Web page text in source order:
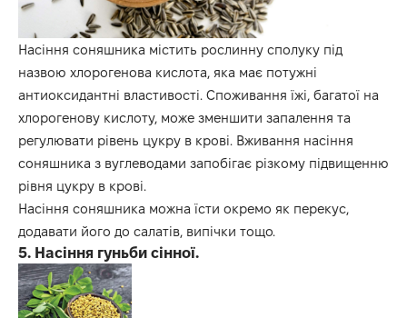
Насіння соняшника містить рослинну сполуку під
назвою хлорогенова кислота, яка має потужні
антиоксидантні властивості. Споживання їжі, багатої на
хлорогенову кислоту, може зменшити запалення та
регулювати рівень цукру в крові. Вживання насіння
соняшника з вуглеводами запобігає різкому підвищенню
рівня цукру в крові.
Насіння соняшника можна їсти окремо як перекус,
додавати його до салатів, випічки тощо.
5. Насіння гуньби сінної.